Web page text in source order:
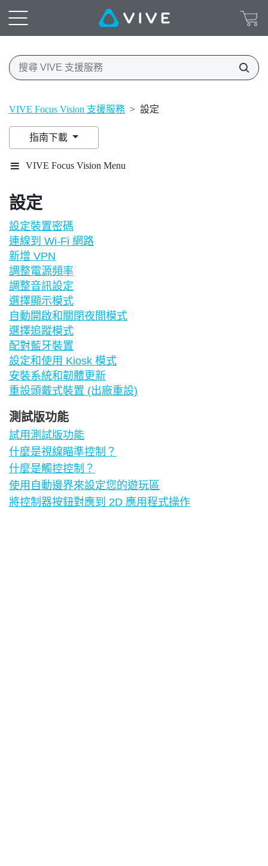
VIVE Focus Vision 支援服務 > 設定
指南下載
VIVE Focus Vision Menu
設定
設定裝置密碼
連線到 Wi‍-Fi 網路
新增 VPN
調整電源頻率
調整音訊設定
選擇顯示模式
自動開啟和關閉夜間模式
選擇追蹤模式
配對藍牙裝置
設定和使用 Kiosk 模式
安裝系統和韌體更新
重設頭戴式裝置 (出廠重設)
測試版功能
試用測試版功能
什麼是視線瞄準控制？
什麼是觸控控制？
使用自動邊界來設定您的遊玩區
將控制器按鈕對應到 2D 應用程式操作